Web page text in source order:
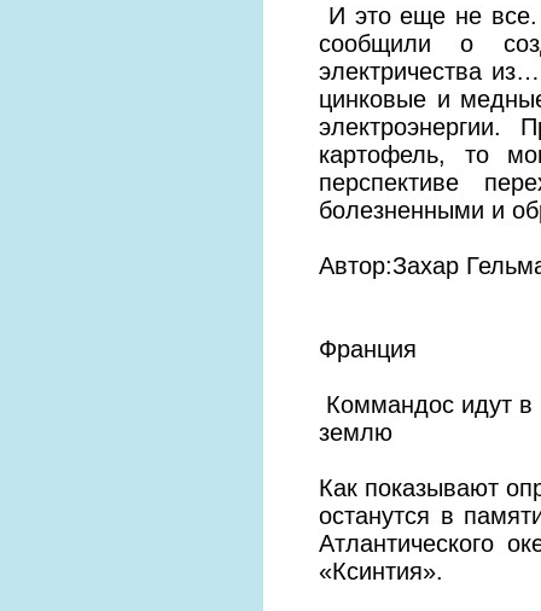
И это еще не все.
сообщили о
электричества
цинковые и
картофель, то
перспективе
болезненными и
Автор:Захар
Франция
Коммандос идут в
землю
Как показывают
останутся в
Атлантического
«Ксинтия».